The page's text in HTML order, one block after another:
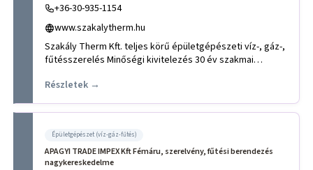
+36-30-935-1154
www.szakalytherm.hu
Szakály Therm Kft. teljes körű épületgépészeti víz-, gáz-,
fűtésszerelés Minőségi kivitelezés 30 év szakmai
Részletek →
Épületgépészet (víz-gáz-fűtés)
APAGYI TRADE IMPEX Kft Fémáru, szerelvény, fűtési berendezés
nagykereskedelme